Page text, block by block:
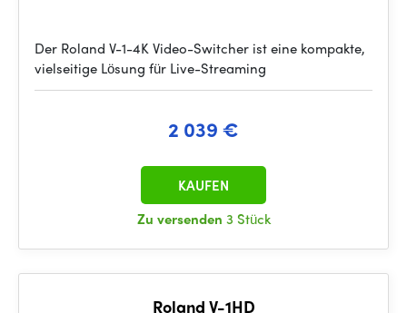
Der Roland V-1-4K Video-Switcher ist eine kompakte,
vielseitige Lösung für Live-Streaming
2 039 €
Zu versenden 3 Stück
KAUFEN
Roland V-1HD